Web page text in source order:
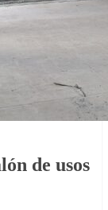
de usos